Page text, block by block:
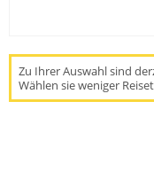
Zu Ihrer Auswahl sind
Wählen sie weniger